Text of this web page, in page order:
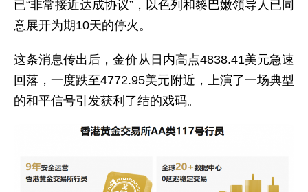
已“非常接近达成协议”，以色列和黎巴嫩领导人已同
意展开为期10天的停火。
这条消息传出后，金价从日内高点4838.41美元急速
回落，一度跌至4772.95美元附近，上演了一场典型
的和平信号引发获利了结的戏码。